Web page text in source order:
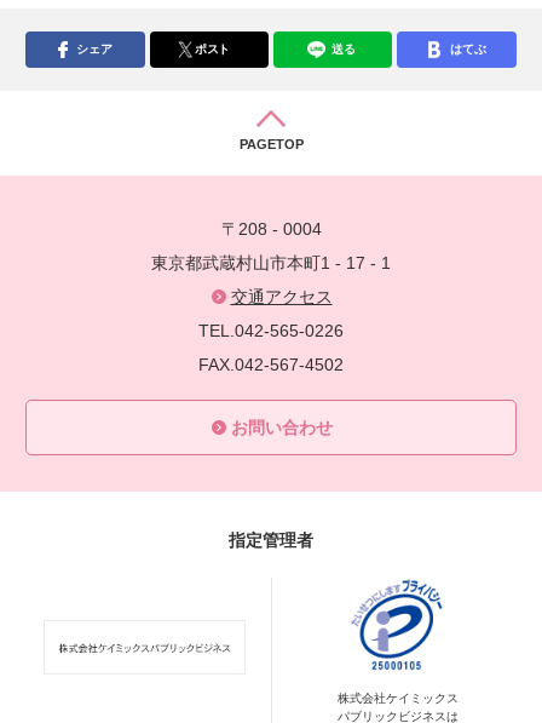
シェア ポスト 送る はてぶ
PAGETOP
〒208 - 0004
東京都武蔵村山市本町1 - 17 - 1
交通アクセス
TEL.042-565-0226
FAX.042-567-4502
お問い合わせ
指定管理者
株式会社ケイミックス
パブリックビジネスは